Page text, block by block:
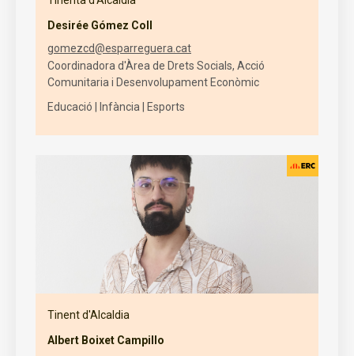
Desirée Gómez Coll
gomezcd@esparreguera.cat
Coordinadora d'Àrea de Drets Socials, Acció
Comunitaria i Desenvolupament Econòmic
Educació | Infància | Esports
Tinent d'Alcaldia
Albert Boixet Campillo